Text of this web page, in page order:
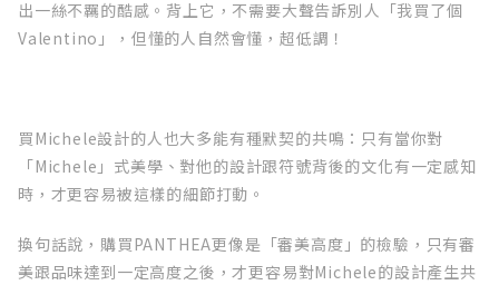
出一絲不羈的酷感。背上它，不需要大聲告訴別人「我買了個
Valentino」，但懂的人自然會懂，超低調！
買Michele設計的人也大多能有種默契的共鳴：只有當你對
「Michele」式美學、對他的設計跟符號背後的文化有一定感知
時，才更容易被這樣的細節打動。
換句話說，購買PANTHEA更像是「審美高度」的檢驗，只有審
美跟品味達到一定高度之後，才更容易對Michele的設計產生共